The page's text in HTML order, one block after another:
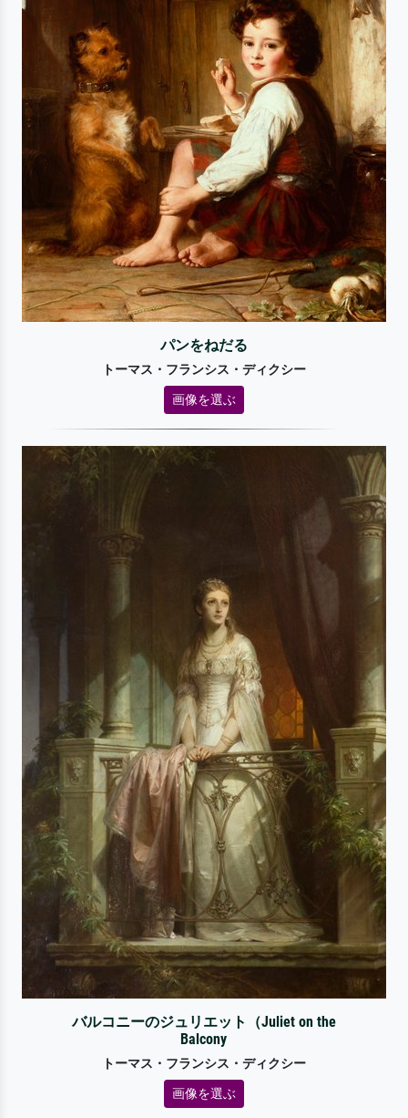
パンをねだる
トーマス・フランシス・ディクシー
画像を選ぶ
バルコニーのジュリエット（Juliet on the
Balcony
トーマス・フランシス・ディクシー
画像を選ぶ